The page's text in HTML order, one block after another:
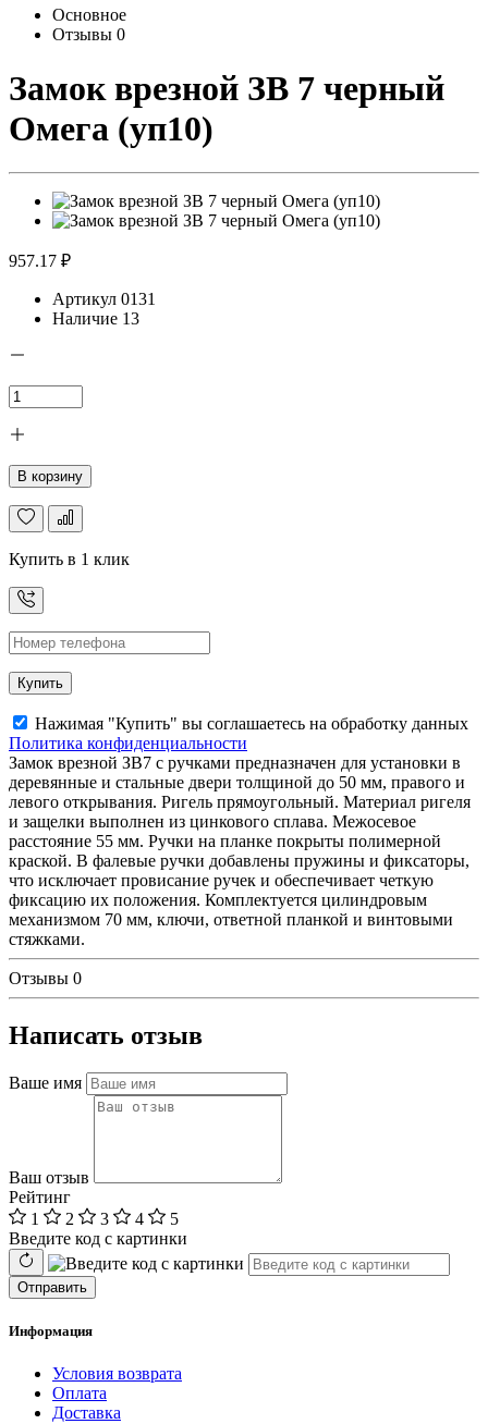
Основное
Отзывы 0
Замок врезной ЗВ 7 черный
Омега (уп10)
957.17 ₽
Артикул 0131
Наличие 13
В корзину
Купить в 1 клик
Купить
Нажимая "Купить" вы соглашаетесь на обработку данных
Политика конфиденциальности
Замок врезной ЗВ7 с ручками предназначен для установки в
деревянные и стальные двери толщиной до 50 мм, правого и
левого открывания. Ригель прямоугольный. Материал ригеля
и защелки выполнен из цинкового сплава. Межосевое
расстояние 55 мм. Ручки на планке покрыты полимерной
краской. В фалевые ручки добавлены пружины и фиксаторы,
что исключает провисание ручек и обеспечивает четкую
фиксацию их положения. Комплектуется цилиндровым
механизмом 70 мм, ключи, ответной планкой и винтовыми
стяжками.
Отзывы 0
Написать отзыв
Ваше имя
Ваш отзыв
Рейтинг
1
2 3 4
5
Введите код с картинки
Отправить
Информация
Условия возврата
Оплата
Доставка